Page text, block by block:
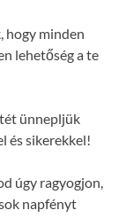
hogy minden
lehetőség a te
ünnepljük
és sikerekkel!
úgy ragyogjon,
napfényt